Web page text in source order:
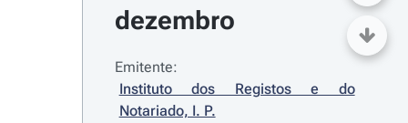
dezembro
Emitente:
Instituto dos Registos e do
Notariado, I. P.